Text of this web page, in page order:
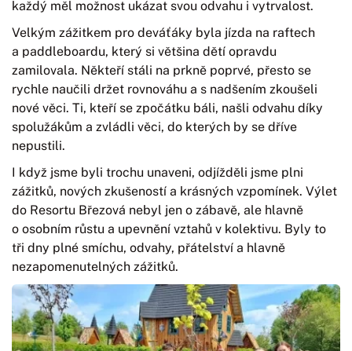
každý měl možnost ukázat svou odvahu i vytrvalost.
Velkým zážitkem pro deváťáky byla jízda na raftech
a paddleboardu, který si většina dětí opravdu
zamilovala. Někteří stáli na prkně poprvé, přesto se
rychle naučili držet rovnováhu a s nadšením zkoušeli
nové věci. Ti, kteří se zpočátku báli, našli odvahu díky
spolužákům a zvládli věci, do kterých by se dříve
nepustili.
I když jsme byli trochu unaveni, odjížděli jsme plni
zážitků, nových zkušeností a krásných vzpomínek. Výlet
do Resortu Březová nebyl jen o zábavě, ale hlavně
o osobním růstu a upevnění vztahů v kolektivu. Byly to
tři dny plné smíchu, odvahy, přátelství a hlavně
nezapomenutelných zážitků.